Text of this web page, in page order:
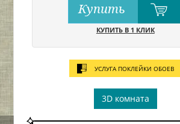
Купить
КУПИТЬ В 1 КЛИК
УСЛУГА ПОКЛЕЙКИ ОБОЕВ
3D комната